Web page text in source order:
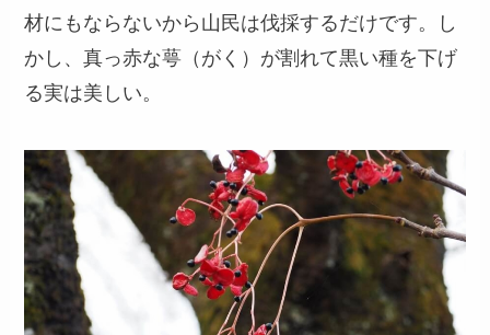
材にもならないから山民は伐採するだけです。し
かし、真っ赤な萼（がく）が割れて黒い種を下げ
る実は美しい。